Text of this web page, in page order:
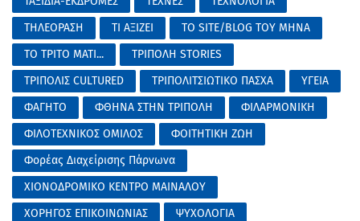
ΤΗΛΕΟΡΑΣΗ
ΤΙ ΑΞΙΖΕΙ
ΤΟ SITE/BLOG ΤΟΥ ΜΗΝΑ
ΤΟ ΤΡΙΤΟ ΜΑΤΙ...
ΤΡΙΠΟΛΗ STORIES
ΤΡΙΠΟΛΙΣ CULTURED
ΤΡΙΠΟΛΙΤΣΙΩΤΙΚΟ ΠΑΣΧΑ
ΥΓΕΙΑ
ΦΑΓΗΤΟ
ΦΘΗΝΑ ΣΤΗΝ ΤΡΙΠΟΛΗ
ΦΙΛΑΡΜΟΝΙΚΗ
ΦΙΛΟΤΕΧΝΙΚΟΣ ΟΜΙΛΟΣ
ΦΟΙΤΗΤΙΚΗ ΖΩΗ
Φορέας Διαχείρισης Πάρνωνα
ΧΙΟΝΟΔΡΟΜΙΚΟ ΚΕΝΤΡΟ ΜΑΙΝΑΛΟΥ
ΧΟΡΗΓΟΣ ΕΠΙΚΟΙΝΩΝΙΑΣ
ΨΥΧΟΛΟΓΙΑ